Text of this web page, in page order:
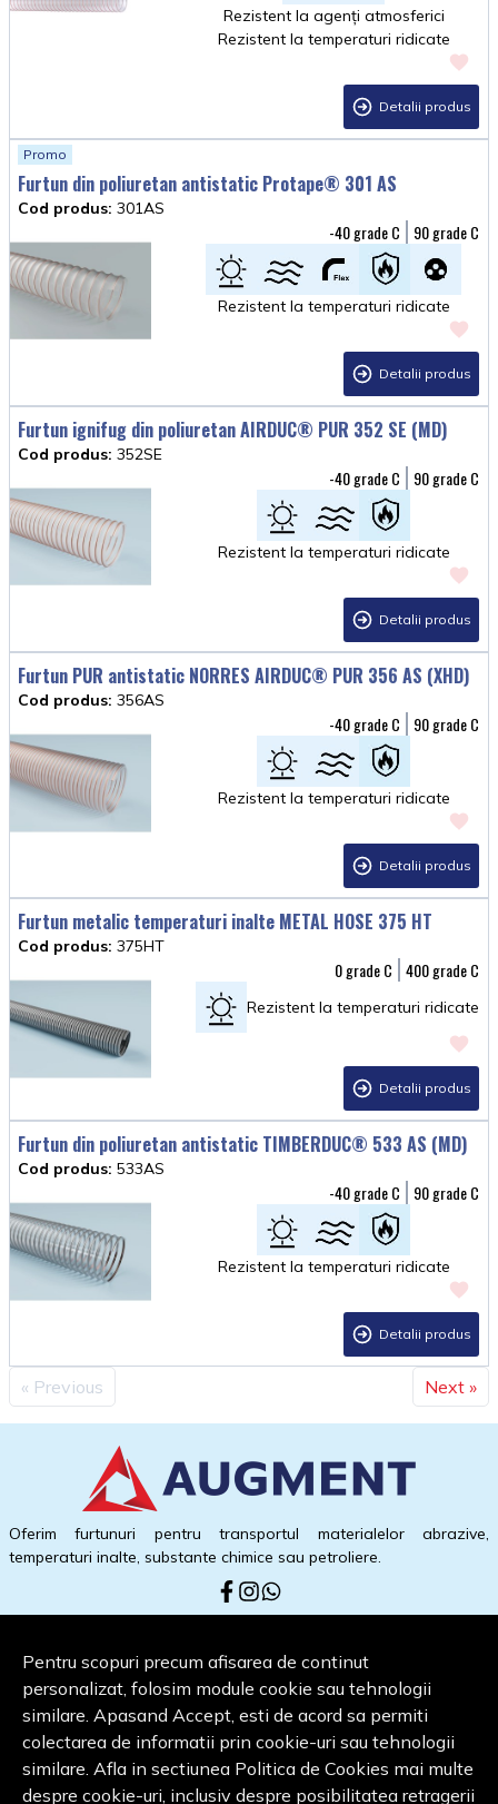
Rezistent la agenți atmosferici
Rezistent la temperaturi ridicate
Detalii produs
Promo
Furtun din poliuretan antistatic Protape® 301 AS
Cod produs: 301AS
-40 90
Rezistent la temperaturi ridicate
Detalii produs
Furtun ignifug din poliuretan AIRDUC® PUR 352 SE (MD)
Cod produs: 352SE
-40 90
Rezistent la temperaturi ridicate
Detalii produs
Furtun PUR antistatic NORRES AIRDUC® PUR 356 AS (XHD)
Cod produs: 356AS
-40 90
Rezistent la temperaturi ridicate
Detalii produs
Furtun metalic temperaturi inalte METAL HOSE 375 HT
Cod produs: 375HT
0 400
Rezistent la temperaturi ridicate
Detalii produs
Furtun din poliuretan antistatic TIMBERDUC® 533 AS (MD)
Cod produs: 533AS
-40 90
Rezistent la temperaturi ridicate
Detalii produs
« Previous Next »
Oferim furtunuri pentru transportul materialelor abrazive,
temperaturi inalte, substante chimice sau petroliere.
Suport clienti
Contact
© Copyright 2026 AUGMENT SRL. Toate drepturile rezervate.
Pentru scopuri precum afisarea de continut
personalizat, folosim module cookie sau tehnologii
similare. Apasand Accept, esti de acord sa permiti
colectarea de informatii prin cookie-uri sau tehnologii
similare. Afla in sectiunea Politica de Cookies mai multe
despre cookie-uri, inclusiv despre posibilitatea retragerii